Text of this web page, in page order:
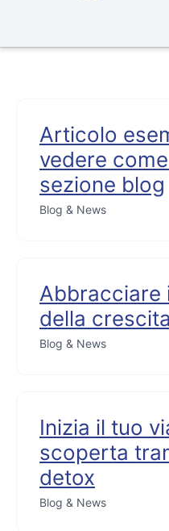
Articolo
vedere
sezione blog
Blog & News
Abbracciare
della
Blog & News
Inizia il tuo
scoperta
detox
Blog & News